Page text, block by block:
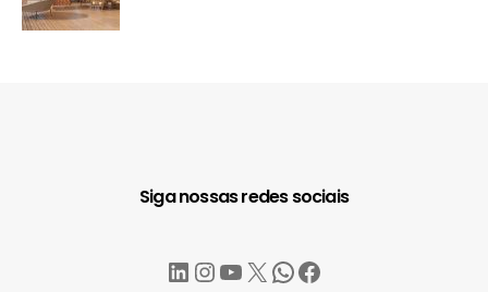
Siga nossas redes sociais
LinkedIn
Instagram
YouTube
X WhatsApp
Facebook